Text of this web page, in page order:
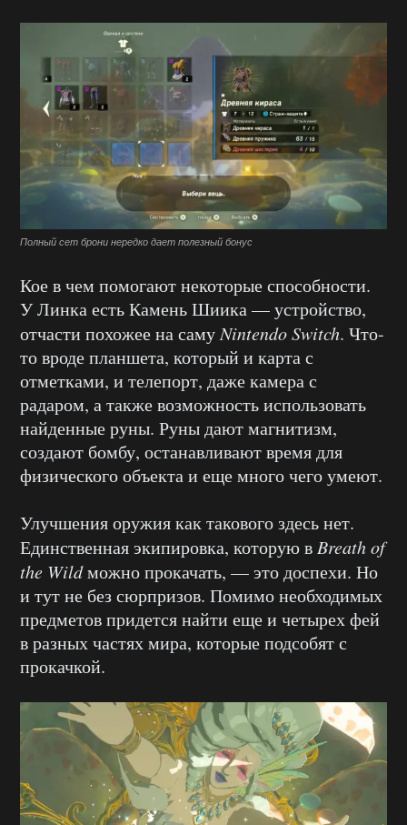
Полный сет брони нередко дает полезный бонус
Кое в чем помогают некоторые способности.
У Линка есть Камень Шиика — устройство,
отчасти похожее на самуNintendo Switch. Что-
то вроде планшета, который и карта с
отметками, и телепорт, даже камера с
радаром, а также возможность использовать
найденные руны. Руны дают магнитизм,
создают бомбу, останавливают время для
физического объекта и еще много чего умеют.
Улучшения оружия как такового здесь нет.
Единственная экипировка, которую в Breath of
the Wildможно прокачать, — это доспехи. Но
и тут не без сюрпризов. Помимо необходимых
предметов придется найти еще и четырех фей
в разных частях мира, которые подсобят с
прокачкой.